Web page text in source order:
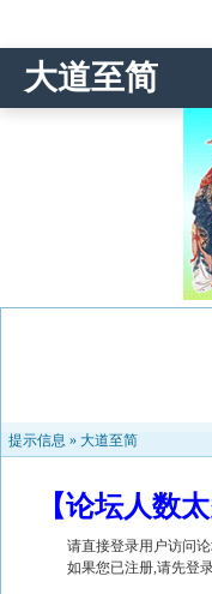
大道至简
提示信息 » 大道至简
【论坛人数
请直接登录用户访问
如果您已注册,请先登